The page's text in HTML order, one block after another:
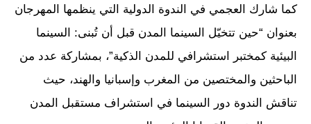
كما شارك العجمي في الندوة الدولية التي ينظمها المهرجان
بعنوان “حين تتخيّل السينما المدن قبل أن تُبنى: السينما
البيئية كمختبر استشرافي للمدن الذكية”، بمشاركة عدد من
الباحثين والمختصين من المغرب وإسبانيا والهند، حيث
تناقش الندوة دور السينما في استشراف مستقبل المدن